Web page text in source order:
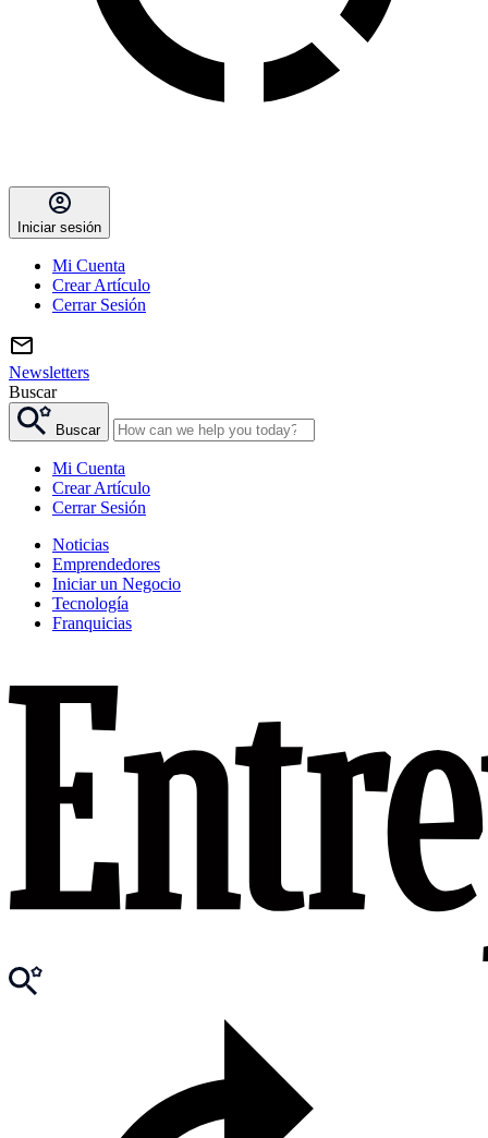
Iniciar sesión
Mi Cuenta
Crear Artículo
Cerrar Sesión
Newsletters
Buscar
Buscar
Mi Cuenta
Crear Artículo
Cerrar Sesión
Noticias
Emprendedores
Iniciar un Negocio
Tecnología
Franquicias